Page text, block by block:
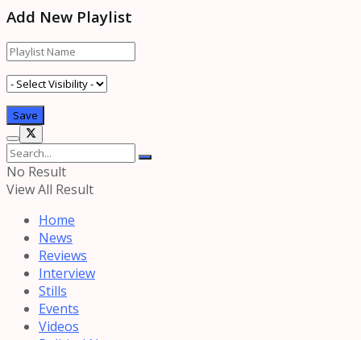
Add New Playlist
No Result
View All Result
Home
News
Reviews
Interview
Stills
Events
Videos